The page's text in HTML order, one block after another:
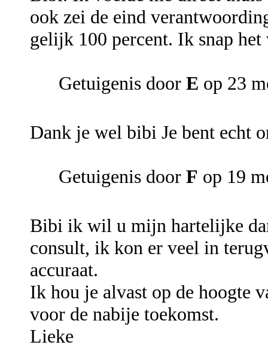
ook zei de eind
gelijk 100 percent. Ik snap
Getuigenis door E op 23
Dank je wel bibi Je bent echt
Getuigenis door F op 19
Bibi ik wil u mijn hartelijke
consult, ik kon er veel in
accuraat.
Ik hou je alvast op de hoogte
voor de nabije toekomst.
Lieke